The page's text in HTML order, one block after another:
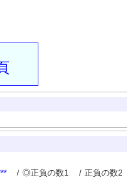
/ ◎正負の数1 / 正負の数2